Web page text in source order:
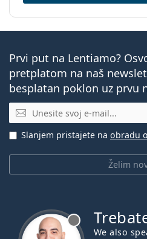
Prvi put na Lentiamo?
pretplatom na naš
besplatan poklon uz prvu
E-mail
Želim
Slanjem pristajete na obradu
We also